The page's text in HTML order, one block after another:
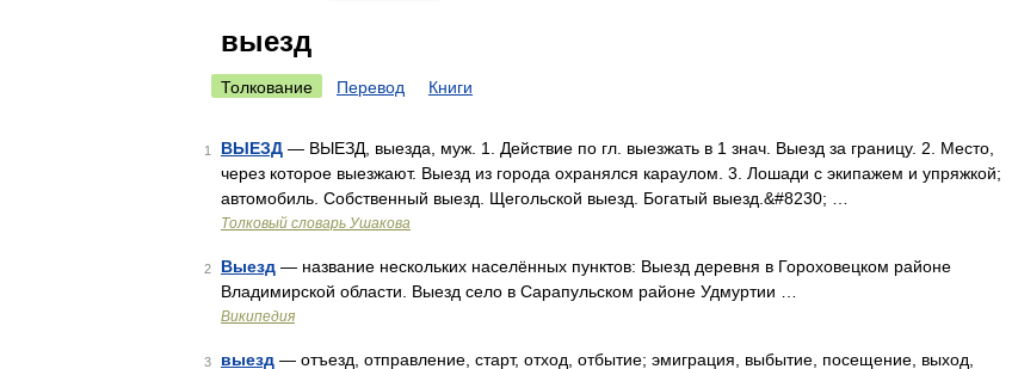
выезд
Толкование Перевод Книги
1 ВЫЕЗД — ВЫЕЗД, выезда, муж. 1. Действие по гл. выезжать в 1 знач. Выезд за границу. 2. Место,
через которое выезжают. Выезд из города охранялся караулом. 3. Лошади с экипажем и упряжкой;
автомобиль. Собственный выезд. Щегольской выезд. Богатый выезд.&#8230; …
Толковый словарь Ушакова
2 Выезд — название нескольких населённых пунктов: Выезд деревня в Гороховецком районе
Владимирской области. Выезд село в Сарапульском районе Удмуртии …
Википедия
3 выезд — отъезд, отправление, старт, отход, отбытие; эмиграция, выбытие, посещение, выход,